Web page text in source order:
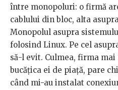
între monopoluri: o firmă
cablului din bloc, alta
Monopolul asupra
folosind Linux. Pe cel
să-l evit. Culmea, firma mai
bucățica ei de piață, pare
când mi-au instalat